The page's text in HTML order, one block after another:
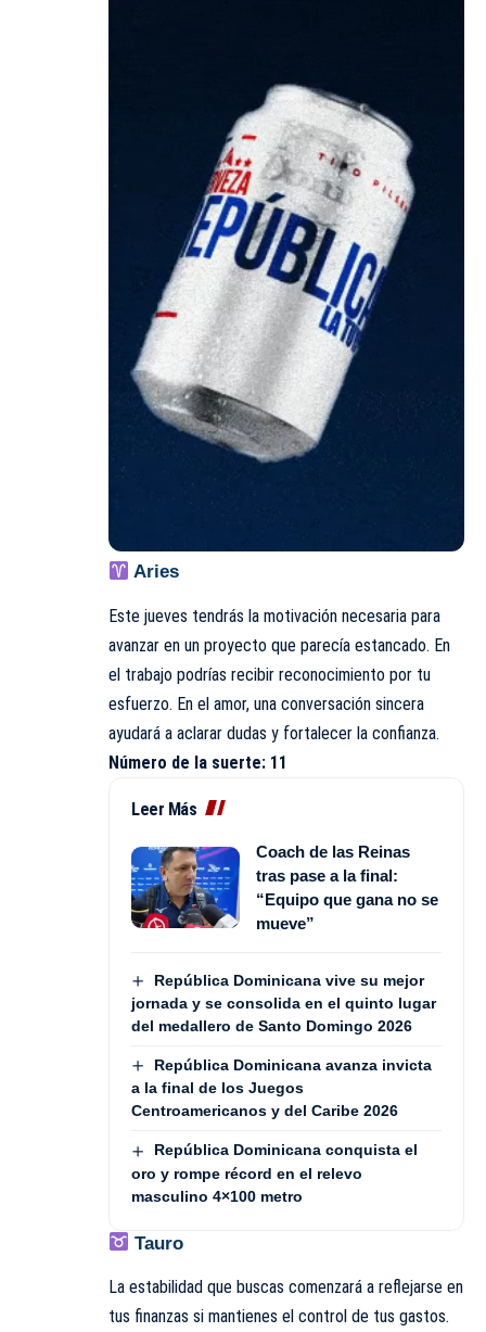
Aries
Este jueves tendrás la motivación necesaria para
avanzar en un proyecto que parecía estancado. En
el trabajo podrías recibir reconocimiento por tu
esfuerzo. En el amor, una conversación sincera
ayudará a aclarar dudas y fortalecer la confianza.
Número de la suerte: 11
Leer Más
Coach de las Reinas
tras pase a la final:
“Equipo que gana no se
mueve”
República Dominicana vive su mejor
jornada y se consolida en el quinto lugar
del medallero de Santo Domingo 2026
República Dominicana avanza invicta
a la final de los Juegos
Centroamericanos y del Caribe 2026
República Dominicana conquista el
oro y rompe récord en el relevo
masculino 4×100 metro
Tauro
La estabilidad que buscas comenzará a reflejarse en
tus finanzas si mantienes el control de tus gastos.